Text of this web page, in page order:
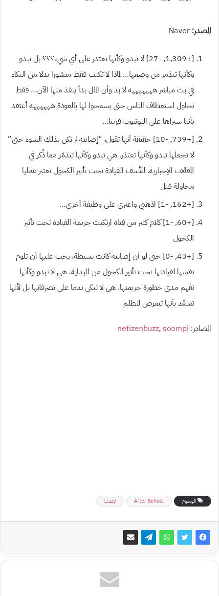
المصدر:
[+1,309, -27] لا تبدو وكأنها تعتذر على أي شيء؟؟؟ بل تبدو
وكأنها تتذمر من وضعها… لماذا لا تكتب فقط منشورا بدلا من البكاء
في بث مباشر هههههههه لا بد وأن المال بدأ ينفذ منها الآن… فقط
تحاول استعطاف الناس حتى يسمحوا لها بالعودة ههههههه أعتقد
بأننا سنراها على اليوتيوب قربيا…
[+739, -10] حقيقة أنها تقول، “إصابته لم تكن بذلك السوء حتى”
لا تجعلها تبدو وكأنها تعتذر. هي تبدو وكأنها تتذمّر مما ذُكر في
المقالات الإخبارية. للأسف القيادة تحت تأثير الكحول تعتبر عمليا
محاولة قتل
[+162, -1] اذهبي واعثري على وظيفة أخرى…
[+60, -1] كلام كثير من فتاة ارتكبت جريمة القيادة تحت تأثير
الكحول
[+43, -0] حتى لو أن إصابته كانت بسيطة، يجب عليها أن تلوم
نفسها لقيادتها تحت تأثير الكحول من البداية. هي لا تبدو وكأنها
تفهم مدى خطورة جريمتها. هي لا تبكي ندما على تصرفاتها بل لأنها
تعتقد بأنها تتعرض للظلم
المصادر: netizenbuzz, soompi
الوسوم After School
Lizzy